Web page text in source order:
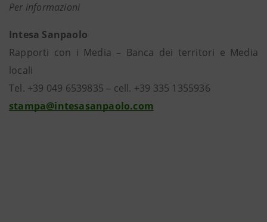
Per informazioni
Intesa Sanpaolo
Rapporti con i Media – Banca dei territori e Media
locali
Tel. +39 049 6539835 – cell. +39 335 1355936
stampa@intesasanpaolo.com